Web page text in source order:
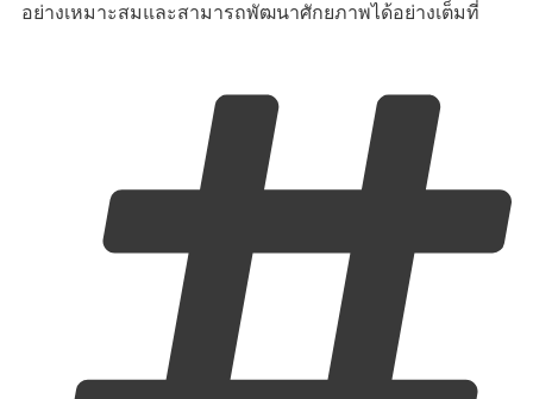
อย่างเหมาะสมและสามารถพัฒนาศักยภาพได้อย่างเต็มที่